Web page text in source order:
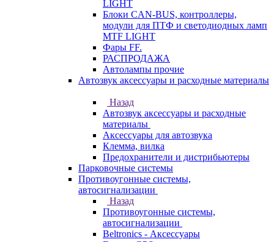
LIGHT
Блоки CAN-BUS, контроллеры,
модули для ПТФ и светодиодных ламп
MTF LIGHT
Фары FF.
РАСПРОДАЖА
Автолампы прочие
Автозвук аксессуары и расходные материалы
Назад
Автозвук аксессуары и расходные
материалы
Аксессуары для автозвука
Клемма, вилка
Предохранители и дистрибьютеры
Парковочные системы
Противоугонные системы,
автосигнализации
Назад
Противоугонные системы,
автосигнализации
Beltronics - Аксессуары